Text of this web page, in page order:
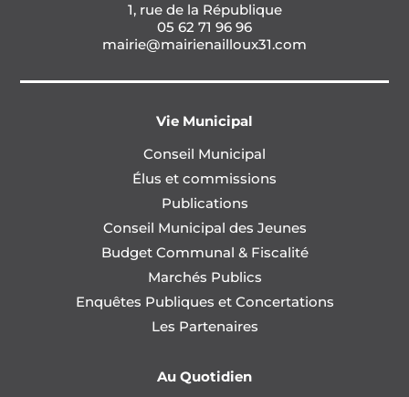
1, rue de la République
05 62 71 96 96
mairie@mairienailloux31.com
Vie Municipal
Conseil Municipal
Élus et commissions
Publications
Conseil Municipal des Jeunes
Budget Communal & Fiscalité
Marchés Publics
Enquêtes Publiques et Concertations
Les Partenaires
Au Quotidien